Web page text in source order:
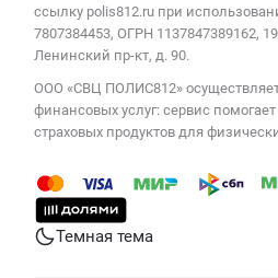
ссылку polis812.ru при
7807384453, ОГРН 1137847389162,
Ленинский пр-кт, д. 90.
ООО «СВЦ ПОЛИС812»
финансовых услуг: сервис
страховых продуктов для
Темная тема